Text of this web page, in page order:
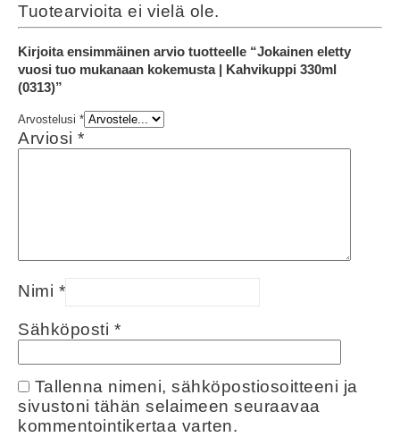
Tuotearvioita ei vielä ole.
Kirjoita ensimmäinen arvio tuotteelle “Jokainen eletty
vuosi tuo mukanaan kokemusta | Kahvikuppi 330ml
(0313)”
Arvostelusi *
Arviosi *
Nimi *
Sähköposti *
Tallenna nimeni, sähköpostiosoitteeni ja
sivustoni tähän selaimeen seuraavaa
kommentointikertaa varten.